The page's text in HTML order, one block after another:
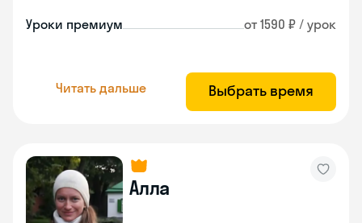
Уроки премиум от 1590 ₽ / урок
Читать дальше Выбрать время
Алла